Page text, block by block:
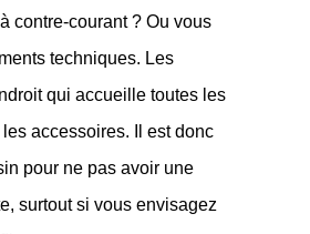
contre-courant ? Ou vous
techniques. Les
qui accueille toutes les
accessoires. Il est donc
pour ne pas avoir une
surtout si vous envisagez